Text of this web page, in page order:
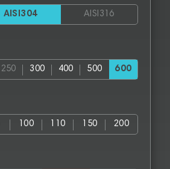
AISI304 AISI316
250 300 400 500 600
100 110 150 200